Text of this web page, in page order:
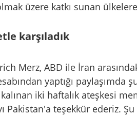
üzere katkı sunan
karşıladık
Merz, ABD ile İran
yaptığı paylaşımda
iki haftalık ateşkesi
teşekkür ederiz. Şu